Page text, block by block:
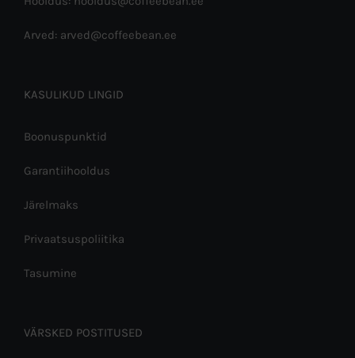
Arved: arved@coffeebean.ee
KASULIKUD LINGID
Boonuspunktid
Garantiihooldus
Järelmaks
Privaatsuspoliitika
Tasumine
VÄRSKED POSTITUSED